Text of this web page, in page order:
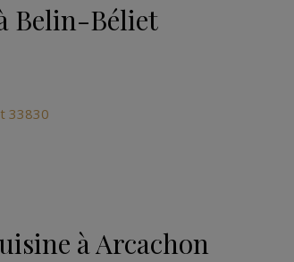
Belin-Béliet
à Arcachon